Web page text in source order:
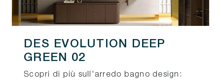
DES EVOLUTION DEEP
GREEN 02
Scopri di più sull'arredo bagno design: